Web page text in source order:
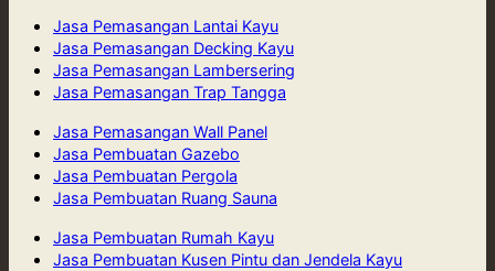
Jasa Pemasangan Lantai Kayu
Jasa Pemasangan Decking Kayu
Jasa Pemasangan Lambersering
Jasa Pemasangan Trap Tangga
Jasa Pemasangan Wall Panel
Jasa Pembuatan Gazebo
Jasa Pembuatan Pergola
Jasa Pembuatan Ruang Sauna
Jasa Pembuatan Rumah Kayu
Jasa Pembuatan Kusen Pintu dan Jendela Kayu